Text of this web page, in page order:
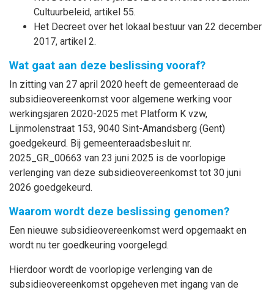
Cultuurbeleid, artikel 55.
Het Decreet over het lokaal bestuur van 22 december
2017, artikel 2.
Wat gaat aan deze beslissing vooraf?
In zitting van 27 april 2020 heeft de gemeenteraad de
subsidieovereenkomst voor algemene werking voor
werkingsjaren 2020-2025 met Platform K vzw,
Lijnmolenstraat 153, 9040 Sint-Amandsberg (Gent)
goedgekeurd. Bij gemeenteraadsbesluit nr.
2025_GR_00663 van 23 juni 2025 is de voorlopige
verlenging van deze subsidieovereenkomst tot 30 juni
2026 goedgekeurd.
Waarom wordt deze beslissing genomen?
Een nieuwe subsidieovereenkomst werd opgemaakt en
wordt nu ter goedkeuring voorgelegd.
Hierdoor wordt de voorlopige verlenging van de
subsidieovereenkomst opgeheven met ingang van de